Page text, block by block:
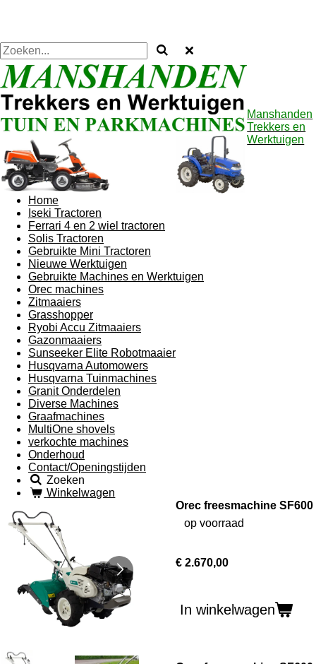
Manshanden
Trekkers en
Werktuigen
Home
Iseki Tractoren
Ferrari 4 en 2 wiel tractoren
Solis Tractoren
Gebruikte Mini Tractoren
Nieuwe Werktuigen
Gebruikte Machines en Werktuigen
Orec machines
Zitmaaiers
Grasshopper
Ryobi Accu Zitmaaiers
Gazonmaaiers
Sunseeker Elite Robotmaaier
Husqvarna Automowers
Husqvarna Tuinmachines
Granit Onderdelen
Diverse Machines
Graafmachines
MultiOne shovels
verkochte machines
Onderhoud
Contact/Openingstijden
Zoeken
Winkelwagen
Orec freesmachine SF600
op voorraad
€ 2.670,00
In winkelwagen